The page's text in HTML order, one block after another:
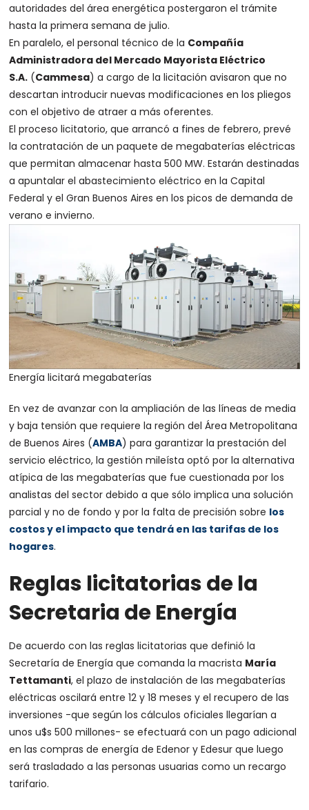
autoridades del área energética postergaron el trámite
hasta la primera semana de julio.
En paralelo, el personal técnico de la Compañía
Administradora del Mercado Mayorista Eléctrico
S.A. (Cammesa) a cargo de la licitación avisaron que no
descartan introducir nuevas modificaciones en los pliegos
con el objetivo de atraer a más oferentes.
El proceso licitatorio, que arrancó a fines de febrero, prevé
la contratación de un paquete de megabaterías eléctricas
que permitan almacenar hasta 500 MW. Estarán destinadas
a apuntalar el abastecimiento eléctrico en la Capital
Federal y el Gran Buenos Aires en los picos de demanda de
verano e invierno.
Energía licitará megabaterías
En vez de avanzar con la ampliación de las líneas de media
y baja tensión que requiere la región del Área Metropolitana
de Buenos Aires (AMBA) para garantizar la prestación del
servicio eléctrico, la gestión mileísta optó por la alternativa
atípica de las megabaterías que fue cuestionada por los
analistas del sector debido a que sólo implica una solución
parcial y no de fondo y por la falta de precisión sobre los
costos y el impacto que tendrá en las tarifas de los
hogares.
Reglas licitatorias de la
Secretaria de Energía
De acuerdo con las reglas licitatorias que definió la
Secretaría de Energía que comanda la macrista María
Tettamanti, el plazo de instalación de las megabaterías
eléctricas oscilará entre 12 y 18 meses y el recupero de las
inversiones -que según los cálculos oficiales llegarían a
unos u$s 500 millones- se efectuará con un pago adicional
en las compras de energía de Edenor y Edesur que luego
será trasladado a las personas usuarias como un recargo
tarifario.